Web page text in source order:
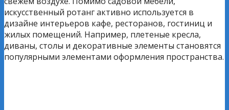
искусственный ротанг активно используется в
дизайне интерьеров кафе, ресторанов, гостиниц и
жилых помещений. Например, плетеные кресла,
диваны, столы и декоративные элементы становятся
популярными элементами оформления пространства.